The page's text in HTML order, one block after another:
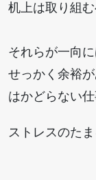
机上は取り組む
それらが一向に
せっかく余裕が
はかどらない
ストレスのたま